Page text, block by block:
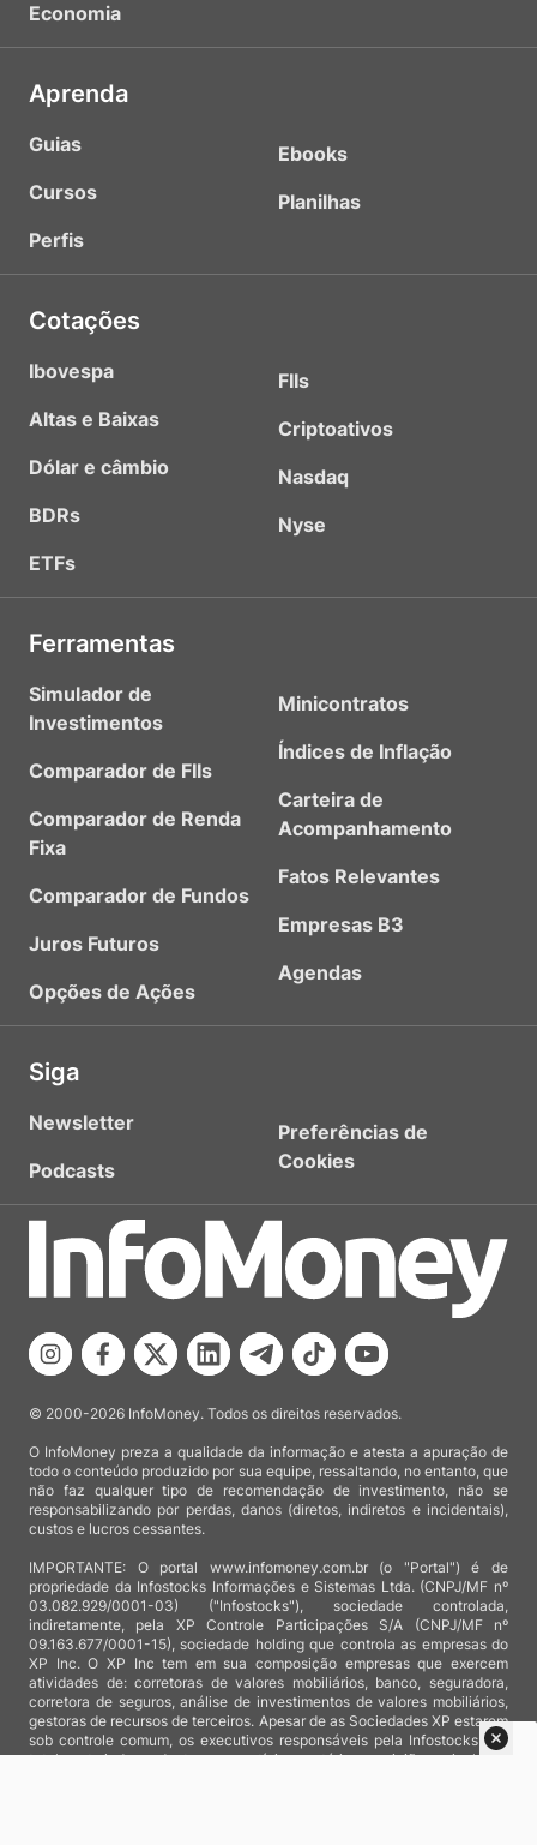
Economia
Aprenda
Guias
Cursos
Perfis
Ebooks
Planilhas
Cotações
Ibovespa
Altas e Baixas
Dólar e câmbio
BDRs
ETFs
FIIs
Criptoativos
Nasdaq
Nyse
Ferramentas
Simulador de
Investimentos
Comparador de FIIs
Comparador de Renda
Fixa
Comparador de Fundos
Juros Futuros
Opções de Ações
Minicontratos
Índices de Inflação
Carteira de
Acompanhamento
Fatos Relevantes
Empresas B3
Agendas
Siga
Newsletter
Podcasts
Preferências de
Cookies
© 2000-2026 InfoMoney. Todos os direitos reservados.
O InfoMoney preza a qualidade da informação e atesta a apuração de
todo o conteúdo produzido por sua equipe, ressaltando, no entanto, que
não faz qualquer tipo de recomendação de investimento, não se
responsabilizando por perdas, danos (diretos, indiretos e incidentais),
custos e lucros cessantes.
IMPORTANTE: O portal www.infomoney.com.br (o "Portal") é de
propriedade da Infostocks Informações e Sistemas Ltda. (CNPJ/MF nº
03.082.929/0001-03) ("Infostocks"), sociedade controlada,
indiretamente, pela XP Controle Participações S/A (CNPJ/MF nº
09.163.677/0001-15), sociedade holding que controla as empresas do
XP Inc. O XP Inc tem em sua composição empresas que exercem
atividades de: corretoras de valores mobiliários, banco, seguradora,
corretora de seguros, análise de investimentos de valores mobiliários,
gestoras de recursos de terceiros. Apesar de as Sociedades XP estarem
sob controle comum, os executivos responsáveis pela Infostocks são
totalmente independentes e as notícias, matérias e opiniões veiculadas